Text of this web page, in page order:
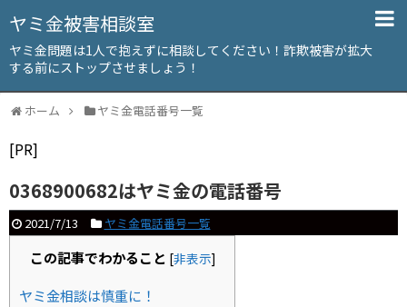
ヤミ金被害相談室
ヤミ金問題は1人で抱えずに相談してください！詐欺被害が拡大
する前にストップさせましょう！
ホーム ヤミ金電話番号一覧
[PR]
0368900682はヤミ金の電話番号
2021/7/13 ヤミ金電話番号一覧
この記事でわかること [非表示]
ヤミ金相談は慎重に！